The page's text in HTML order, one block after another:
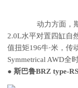
动力方面，斯
2.0L水平对置四缸自
值扭矩196牛·米，传
Symmetrical AWD全
● 斯巴鲁BRZ type-RS